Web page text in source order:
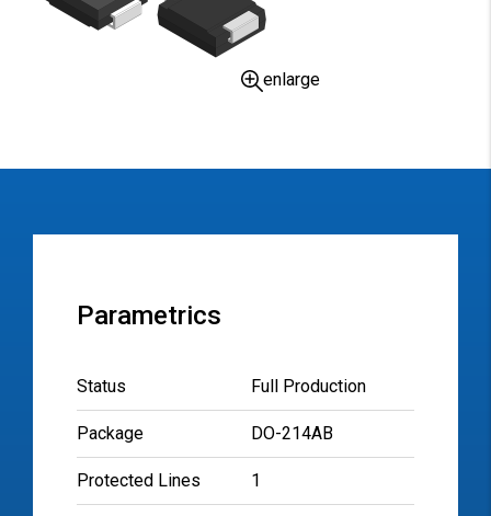
enlarge
Parametrics
Status Full Production
Package DO-214AB
Protected Lines 1